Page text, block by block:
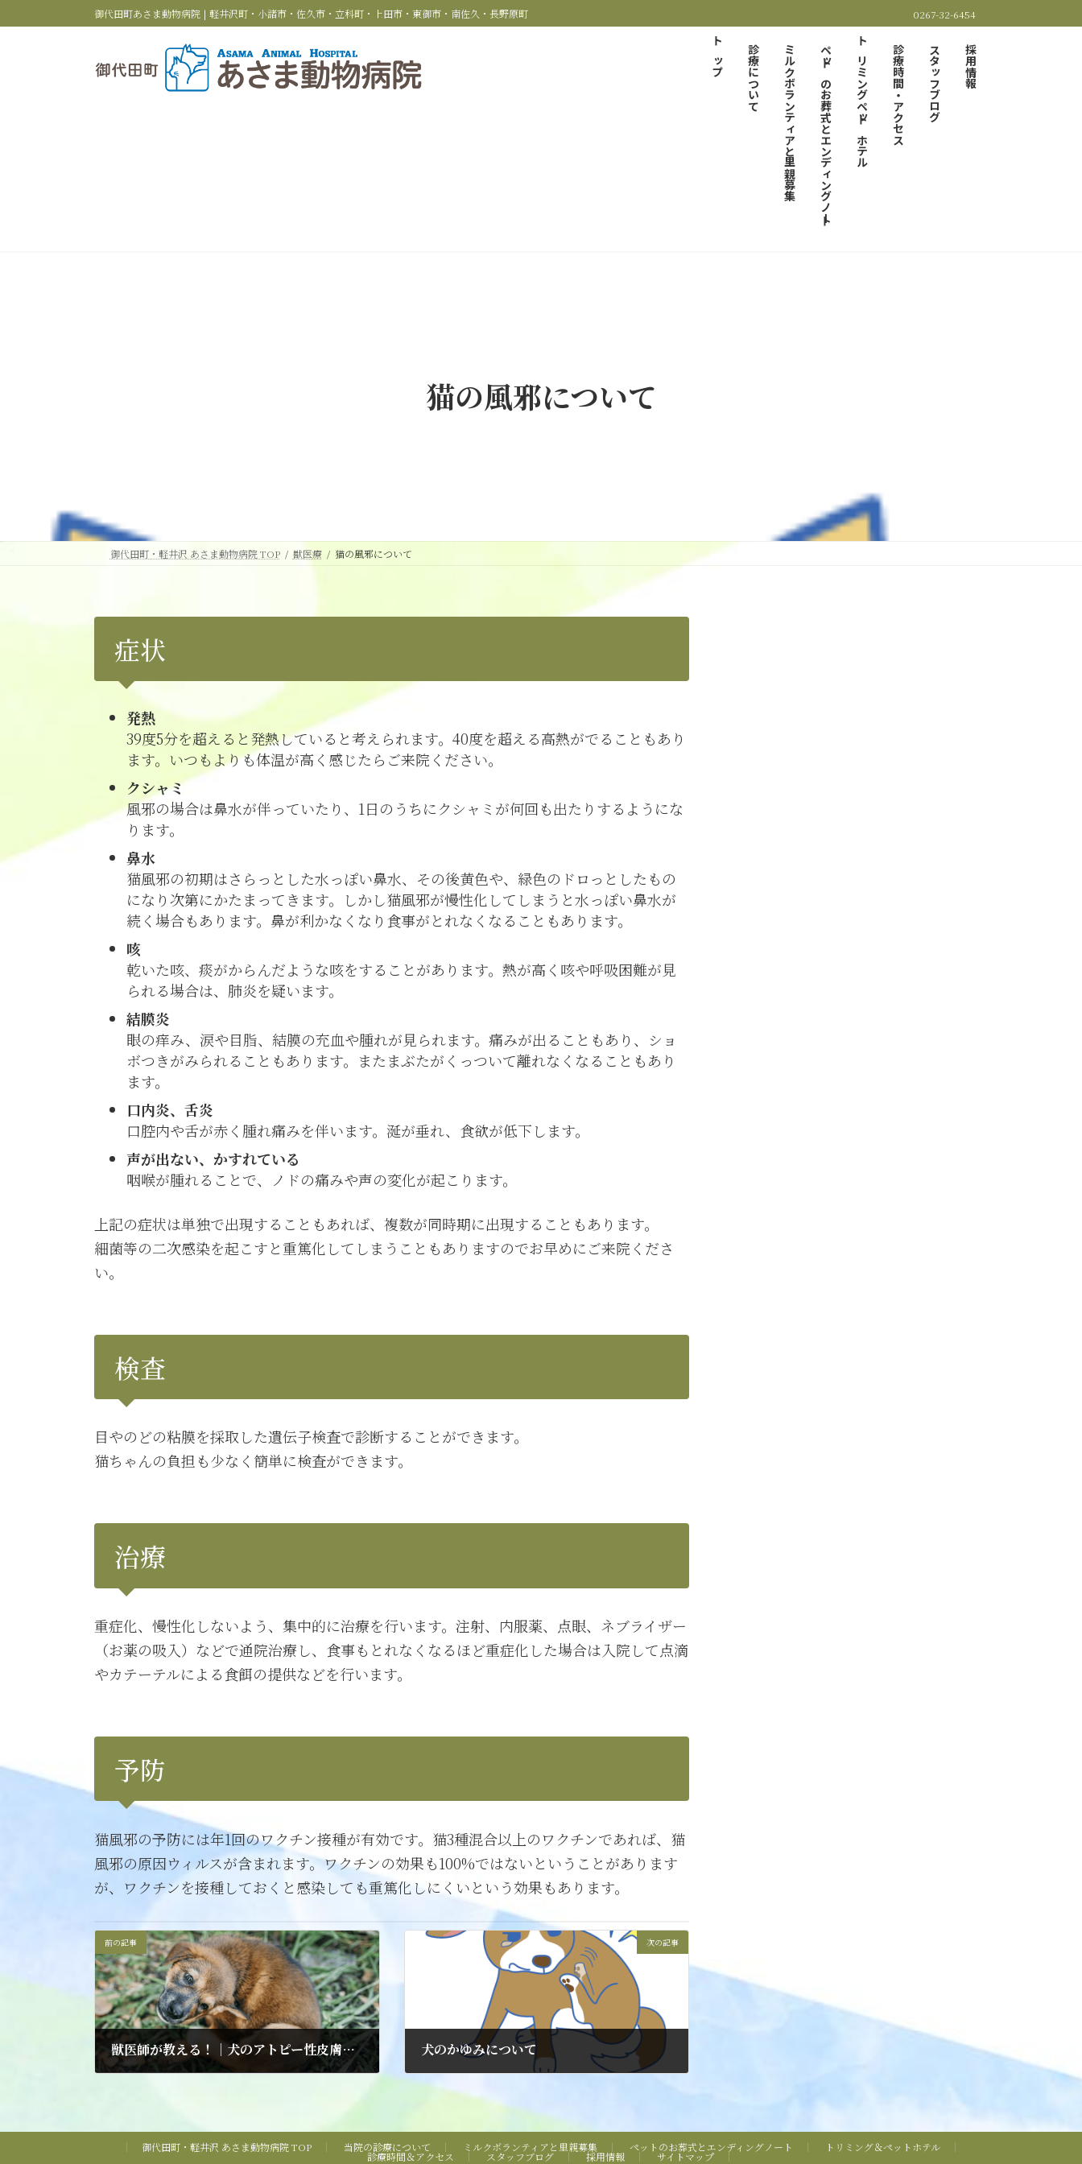
ン
ビ
御代田町あさま動物病院 | 軽井沢町・小諸市・佐久市・立科町・上田市・東御市・南佐久・長野原町 0267-32-6454
トップ 診療について ミルクボランティアと里親募集ペットのお葬式とエンディングノート トリミングペットホテル 診療時間・アクセス スタッフブログ 採用情報
猫の風邪について
御代田町・軽井沢 あさま動物病院 TOP 獣医療 猫の風邪について
症状
発熱
39度5分を超えると発熱していると考えられます。40度を超える高熱がでることもあり
ます。いつもよりも体温が高く感じたらご来院ください。
クシャミ
風邪の場合は鼻水が伴っていたり、1日のうちにクシャミが何回も出たりするようにな
ります。
鼻水
猫風邪の初期はさらっとした水っぽい鼻水、その後黄色や、緑色のドロっとしたもの
になり次第にかたまってきます。しかし猫風邪が慢性化してしまうと水っぽい鼻水が
続く場合もあります。鼻が利かなくなり食事がとれなくなることもあります。
咳
乾いた咳、痰がからんだような咳をすることがあります。熱が高く咳や呼吸困難が見
られる場合は、肺炎を疑います。
結膜炎
眼の痒み、涙や目脂、結膜の充血や腫れが見られます。痛みが出ることもあり、ショ
ボつきがみられることもあります。またまぶたがくっついて離れなくなることもあり
ます。
口内炎、舌炎
口腔内や舌が赤く腫れ痛みを伴います。涎が垂れ、食欲が低下します。
声が出ない、かすれている
咽喉が腫れることで、ノドの痛みや声の変化が起こります。
上記の症状は単独で出現することもあれば、複数が同時期に出現することもあります。
細菌等の二次感染を起こすと重篤化してしまうこともありますのでお早めにご来院くださ
い。
検査
目やのどの粘膜を採取した遺伝子検査で診断することができます。
猫ちゃんの負担も少なく簡単に検査ができます。
治療
重症化、慢性化しないよう、集中的に治療を行います。注射、内服薬、点眼、ネブライザー
（お薬の吸入）などで通院治療し、食事もとれなくなるほど重症化した場合は入院して点滴
やカテーテルによる食餌の提供などを行います。
予防
猫風邪の予防には年1回のワクチン接種が有効です。猫3種混合以上のワクチンであれば、猫
風邪の原因ウィルスが含まれます。ワクチンの効果も100%ではないということがあります
が、ワクチンを接種しておくと感染しても重篤化しにくいという効果もあります。
前の記事
獣医師が教える！｜犬のアトピー性皮膚炎の原因と最新治療法
2025年4月17日
次の記事
犬のかゆみについて
2025年5月30日
御代田町・軽井沢 あさま動物病院 TOP 当院の診療について ミルクボランティアと里親募集 ペットのお葬式とエンディングノート トリミング＆ペットホテル
診療時間＆アクセス スタッフブログ 採用情報 サイトマップ